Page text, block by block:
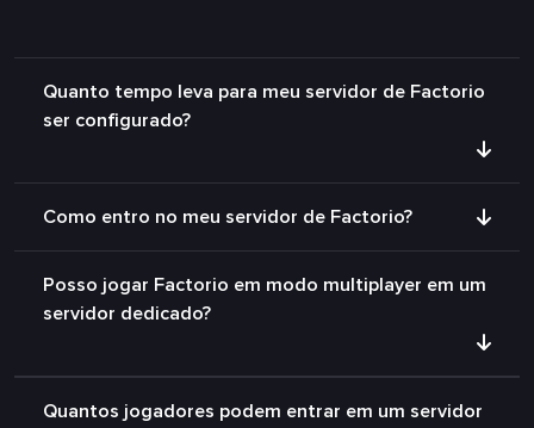
Quanto tempo leva para meu servidor de Factorio
ser configurado?
Como entro no meu servidor de Factorio?
Posso jogar Factorio em modo multiplayer em um
servidor dedicado?
Quantos jogadores podem entrar em um servidor